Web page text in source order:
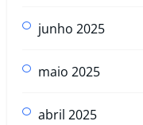
junho 2025
maio 2025
abril 2025